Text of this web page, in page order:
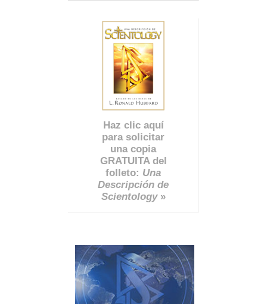
Haz clic aquí
para solicitar
una copia
GRATUITA del
folleto: Una
Descripción de
Scientology»